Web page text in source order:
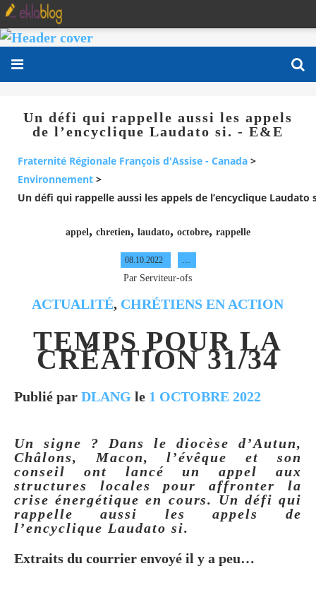
Un défi qui rappelle aussi les appels
de l’encyclique Laudato si. - E&E
Fraternité Régionale François d'Assise - Canada >
Environnement >
Un défi qui rappelle aussi les appels de l’encyclique Laudato
appel , chretien, laudato, octobre, rappelle
08.10.2022
Par Serviteur-ofs
ACTUALITÉ, CHRÉTIENS EN ACTION
TEMPS POUR LA
CRÉATION 31/34
Publié par DLANG le 1 OCTOBRE 2022
Un signe ? Dans le diocèse d’Autun,
Châlons, Macon, l’évêque et son
conseil ont lancé un appel aux
structures locales pour affronter la
crise énergétique en cours. Un défi qui
rappelle aussi les appels de
l’encyclique Laudato si.
Extraits du courrier envoyé il y a peu…